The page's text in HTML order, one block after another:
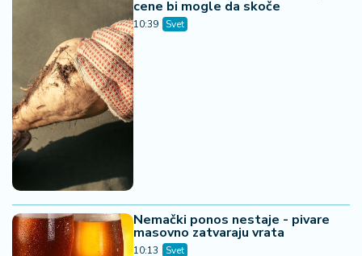
cene bi mogle da skoče
10:39 Svet
Nemački ponos nestaje - pivare
masovno zatvaraju vrata
10:13 Svet